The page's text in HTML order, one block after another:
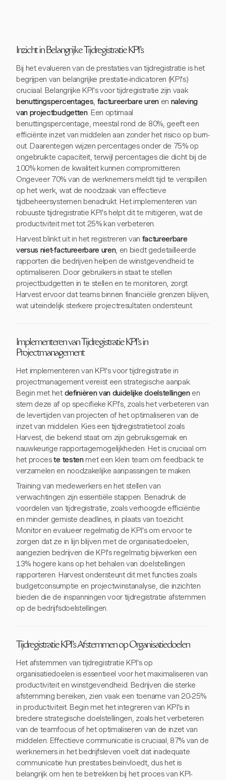
Inzicht in Belangrijke Tijdregistratie KPI's
Bij het evalueren van de prestaties van tijdregistratie is het
begrijpen van belangrijke prestatie-indicatoren (KPI's)
cruciaal. Belangrijke KPI's voor tijdregistratie zijn vaak
benuttingspercentages, factureerbare urenen naleving
van projectbudgetten. Een optimaal
benuttingspercentage, meestal rond de 80%, geeft een
efficiënte inzet van middelen aan zonder het risico op burn-
out. Daarentegen wijzen percentages onder de 75% op
ongebruikte capaciteit, terwijl percentages die dicht bij de
100% komen de kwaliteit kunnen compromitteren.
Ongeveer 70% van de werknemers meldt tijd te verspillen
op het werk, wat de noodzaak van effectieve
tijdbeheersystemen benadrukt. Het implementeren van
robuuste tijdregistratie KPI's helpt dit te mitigeren, wat de
productiviteit met tot 25% kan verbeteren.
Harvest blinkt uit in het registreren van factureerbare
versus niet-factureerbare uren, en biedt gedetailleerde
rapporten die bedrijven helpen de winstgevendheid te
optimaliseren. Door gebruikers in staat te stellen
projectbudgetten in te stellen en te monitoren, zorgt
Harvest ervoor dat teams binnen financiële grenzen blijven,
wat uiteindelijk sterkere projectresultaten ondersteunt.
Implementeren van Tijdregistratie KPI's in
Projectmanagement
Het implementeren van KPI's voor tijdregistratie in
projectmanagement vereist een strategische aanpak.
Begin met het definiëren van duidelijke doelstellingenen
stem deze af op specifieke KPI's, zoals het verbeteren van
de levertijden van projecten of het optimaliseren van de
inzet van middelen. Kies een tijdregistratietool zoals
Harvest, die bekend staat om zijn gebruiksgemak en
nauwkeurige rapportagemogelijkheden. Het is cruciaal om
het proceste testenmet een klein team om feedback te
verzamelen en noodzakelijke aanpassingen te maken.
Training van medewerkers en het stellen van
verwachtingen zijn essentiële stappen. Benadruk de
voordelen van tijdregistratie, zoals verhoogde efficiëntie
en minder gemiste deadlines, in plaats van toezicht.
Monitor en evalueer regelmatig de KPI's om ervoor te
zorgen dat ze in lijn blijven met de organisatiedoelen,
aangezien bedrijven die KPI's regelmatig bijwerken een
13% hogere kans op het behalen van doelstellingen
rapporteren. Harvest ondersteunt dit met functies zoals
budgetconsumptie en projectwinstanalyse, die inzichten
bieden die de inspanningen voor tijdregistratie afstemmen
op de bedrijfsdoelstellingen.
Tijdregistratie KPI's Afstemmen op Organisatiedoelen
Het afstemmen van tijdregistratie KPI's op
organisatiedoelen is essentieel voor het maximaliseren van
productiviteit en winstgevendheid. Bedrijven die sterke
afstemming bereiken, zien vaak een toename van 20-25%
in productiviteit. Begin met het integreren van KPI's in
bredere strategische doelstellingen, zoals het verbeteren
van de teamfocus of het optimaliseren van de inzet van
middelen. Effectieve communicatie is cruciaal; 87% van de
werknemers in het bedrijfsleven voelt dat inadequate
communicatie hun prestaties beïnvloedt, dus het is
belangrijk om hen te betrekken bij het proces van KPI-